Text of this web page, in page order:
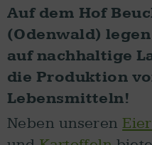
Auf dem Hof
(Odenwald)
auf nachhaltige
die Produktion
Lebensmitteln!
Neben unseren